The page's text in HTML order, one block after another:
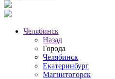
Челябинск
Назад
Города
Челябинск
Екатеринбург
Магнитогорск